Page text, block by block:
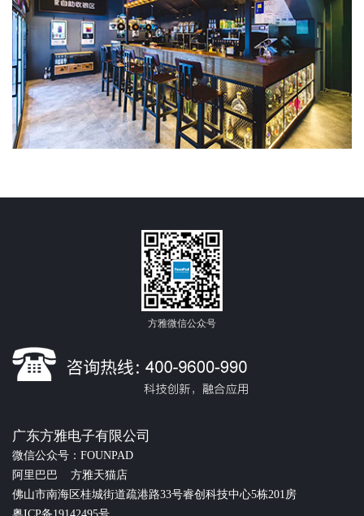
方雅微信公众号
广东方雅电子有限公司
微信公众号：FOUNPAD
阿里巴巴
方雅天猫店
佛山市南海区桂城街道疏港路33号睿创科技中心5栋201房